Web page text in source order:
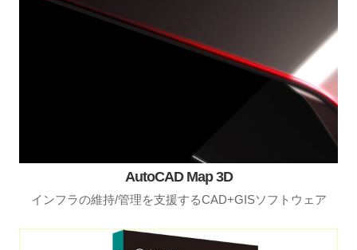
AutoCAD Map 3D
インフラの維持/管理を支援するCAD+GISソフトウェア